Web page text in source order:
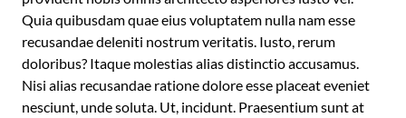
Quia quibusdam quae eius voluptatem nulla nam esse
recusandae deleniti nostrum veritatis. Iusto, rerum
doloribus? Itaque molestias alias distinctio accusamus.
Nisi alias recusandae ratione dolore esse placeat eveniet
nesciunt, unde soluta. Ut, incidunt. Praesentium sunt at